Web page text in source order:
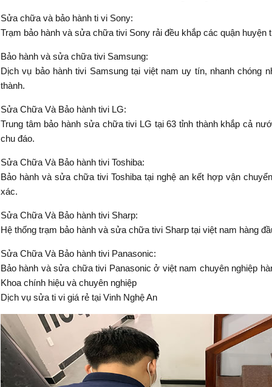
Sửa chữa và bảo hành ti vi Sony:
Trạm bảo hành và sửa chữa tivi Sony rải đều khắp các quận
Bảo hành và sửa chữa tivi Samsung:
Dịch vụ bảo hành tivi Samsung tại việt nam uy tín, nhanh chóng
thành.
Sửa Chữa Và Bảo hành tivi LG:
Trung tâm bảo hành sửa chữa tivi LG tại 63 tỉnh thành khắp cả
chu đáo.
Sửa Chữa Và Bảo hành tivi Toshiba:
Bảo hành và sửa chữa tivi Toshiba tại nghệ an kết hợp vận
xác.
Sửa Chữa Và Bảo hành tivi Sharp:
Hệ thống trạm bảo hành và sửa chữa tivi Sharp tại việt nam hàng
Sửa Chữa Và Bảo hành tivi Panasonic:
Bảo hành và sửa chữa tivi Panasonic ở việt nam chuyên nghiệp
Khoa chính hiệu và chuyên nghiệp
Dịch vụ sửa ti vi giá rẻ tại Vinh Nghệ An